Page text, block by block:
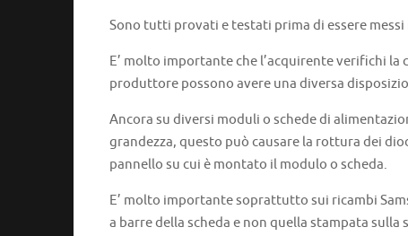
Sono tutti provati e testati prima di essere
E’ molto importante che l’acquirente verifichi
produttore possono avere una diversa
Ancora su diversi moduli o schede di
grandezza, questo può causare la rottura dei
pannello su cui è montato il modulo o scheda.
E’ molto importante soprattutto sui ricambi
a barre della scheda e non quella stampata